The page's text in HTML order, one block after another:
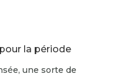
la période
une sorte de